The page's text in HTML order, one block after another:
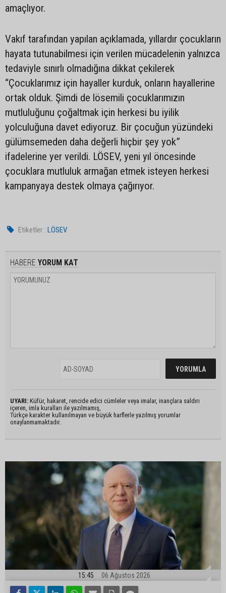
amaçlıyor.
Vakıf tarafından yapılan açıklamada, yıllardır çocukların
hayata tutunabilmesi için verilen mücadelenin yalnızca
tedaviyle sınırlı olmadığına dikkat çekilerek
“Çocuklarımız için hayaller kurduk, onların hayallerine
ortak olduk. Şimdi de lösemili çocuklarımızın
mutluluğunu çoğaltmak için herkesi bu iyilik
yolculuğuna davet ediyoruz. Bir çocuğun yüzündeki
gülümsemeden daha değerli hiçbir şey yok”
ifadelerine yer verildi. LÖSEV, yeni yıl öncesinde
çocuklara mutluluk armağan etmek isteyen herkesi
kampanyaya destek olmaya çağırıyor.
Etiketler : LÖSEV
HABERE YORUM KAT
UYARI: Küfür, hakaret, rencide edici cümleler veya imalar, inançlara saldırı
içeren, imla kuralları ile yazılmamış,
Türkçe karakter kullanılmayan ve büyük harflerle yazılmış yorumlar
onaylanmamaktadır.
15:45 06 Ağustos 2026